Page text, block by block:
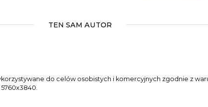
TEN SAM AUTOR
do celów osobistych i komercyjnych zgodnie z